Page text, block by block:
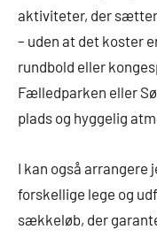
aktiviteter, der
– uden at det koster
rundbold eller
Fælledparken eller
plads og hyggelig
I kan også arrangere
forskellige lege og
sækkeløb, der